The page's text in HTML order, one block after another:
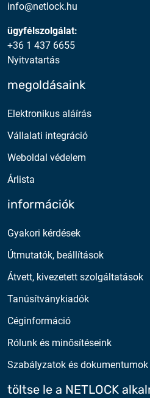
info@netlock.hu
ügyfélszolgálat:
+36 1 437 6655
Nyitvatartás
megoldásaink
Elektronikus aláírás
Vállalati integráció
Weboldal védelem
Árlista
információk
Gyakori kérdések
Útmutatók, beállítások
Átvett, kivezetett szolgáltatások
Tanúsítványkiadók
Céginformáció
Rólunk és minősítéseink
Szabályzatok és dokumentumok
töltse le a NETLOCK